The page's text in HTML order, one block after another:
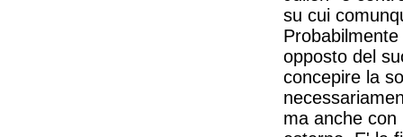
su cui
opposto del
concepire la
ma anche